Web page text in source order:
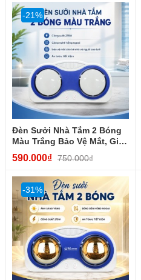
Đèn Sưởi Nhà Tắm 2 Bóng
Màu Trắng Bảo Vệ Mắt, Giá
Tốt, Tiết Kiệm...
590.000₫ 750.000₫
-21%
-31%